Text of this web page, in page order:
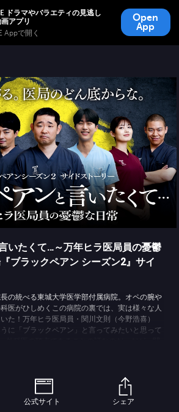
ドラマやバラエティの見逃し
Appで開く
Open
App
いたくて…～万年ヒラ医局員の憂鬱
ブラックペアン シーズン2』サイ
の統べる東城大学医学部付属病院。オペの腕や
医がひしめくこの病院の裏では、実は様々な人
た！万年ヒラ医局員・関川文則（今野浩喜）
に「ブラックペアン」と言ってみたいと思って
、自分のあり方に悩みを抱えている。それでも
ちの裏の顔や、医局内の様々な人間関係が描か
”を探し求め、ガムシャラに前に進もうとする関
ラックペアン」と言える日はやって来るの
公式サイト シェア